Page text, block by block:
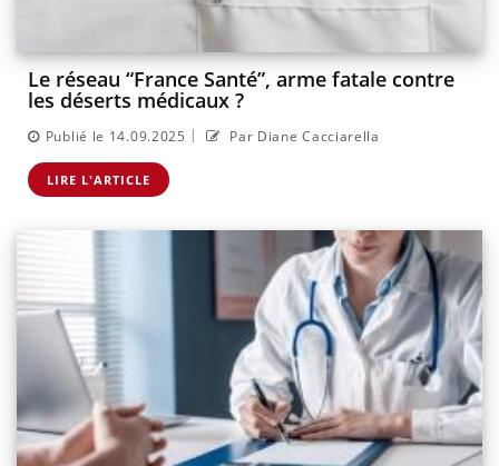
Le réseau “France Santé”, arme fatale contre
les déserts médicaux ?
Publié le 14.09.2025 | Par Diane Cacciarella
LIRE L'ARTICLE